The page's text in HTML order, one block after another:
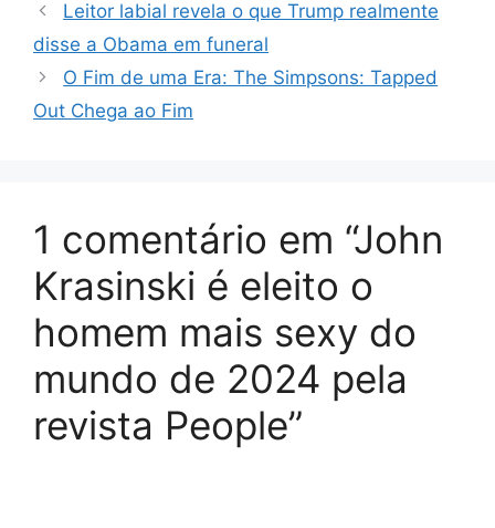
Leitor labial revela o que Trump realmente
disse a Obama em funeral
O Fim de uma Era: The Simpsons: Tapped
Out Chega ao Fim
1 comentário em “John
Krasinski é eleito o
homem mais sexy do
mundo de 2024 pela
revista People”